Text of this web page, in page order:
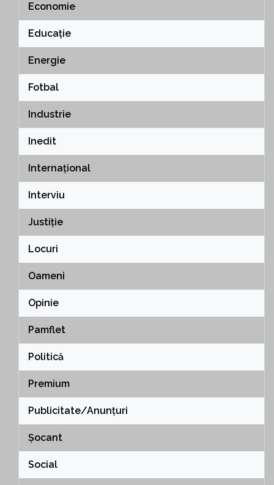
Economie
Educație
Energie
Fotbal
Industrie
Inedit
Internațional
Interviu
Justiție
Locuri
Oameni
Opinie
Pamflet
Politică
Premium
Publicitate/Anunțuri
Șocant
Social